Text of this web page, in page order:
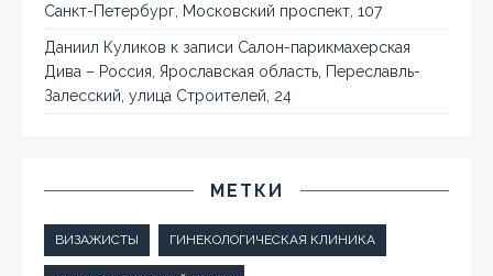
Санкт-Петербург, Московский проспект, 107
Даниил Куликов к записи Салон-парикмахерская
Дива – Россия, Ярославская область, Переславль-
Залесский, улица Строителей, 24
МЕТКИ
ВИЗАЖИСТЫ ГИНЕКОЛОГИЧЕСКАЯ КЛИНИКА